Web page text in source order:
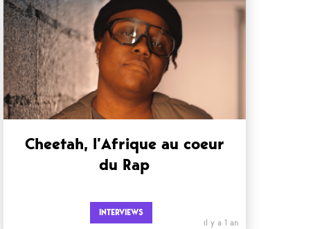
Cheetah, l’Afrique au coeur
du Rap
INTERVIEWS
il y a 1 an